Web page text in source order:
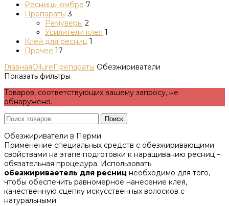
Ресницы омбре 7
Препараты 3
Ремуверы 2
Усилители клея 1
Клей для ресниц 1
Прочее 17
ГлавнаяOllureПрепараты Обезжириватели
Показать фильтры
Товаров, соответствующих вашему запросу, не
обнаружено.
Поиск
Обезжириватели в Перми
Применение специальных средств с обезжиривающими
свойствами на этапе подготовки к наращиванию ресниц –
обязательная процедура. Использовать
обезжириваетель для ресниц необходимо для того,
чтобы обеспечить равномерное нанесение клея,
качественную сцепку искусственных волосков с
натуральными.